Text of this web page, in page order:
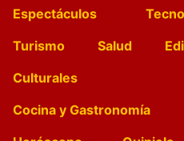
Espectáculos
Turismo
Salud
Culturales
Cocina y Gastronomía